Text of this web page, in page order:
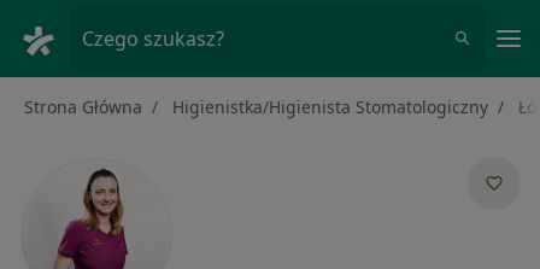
Czego szukasz?
Strona Główna Higienistka/Higienista Stomatologiczny